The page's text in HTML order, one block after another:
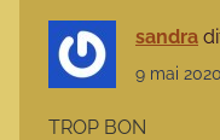
sandra
9 mai
TROP BON